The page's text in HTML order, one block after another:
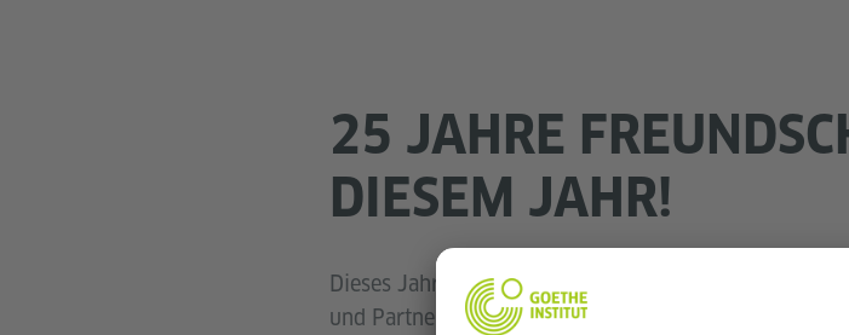
25 JAHRE
DIESEM JAHR!
Dieses Jahr begehen wir den 25. Jahrestag des
und Partnerschaft in Europa zwischen der